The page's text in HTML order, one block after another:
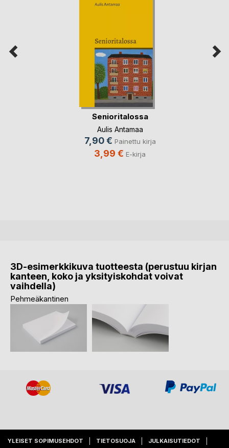
Senioritalossa
Aulis Antamaa
7,90 € Painettu kirja
3,99 € E-kirja
3D-esimerkkikuva tuotteesta (perustuu kirjan
kanteen, koko ja yksityiskohdat voivat
vaihdella)
Pehmeäkantinen
YLEISET SOPIMUSEHDOT TIETOSUOJA JULKAISUTIEDOT